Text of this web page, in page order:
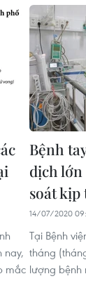
nay,
mắc
Bệnh
dịch lớn
soát kịp
14/07/2020
Tại Bệnh
tháng
lượng bệnh